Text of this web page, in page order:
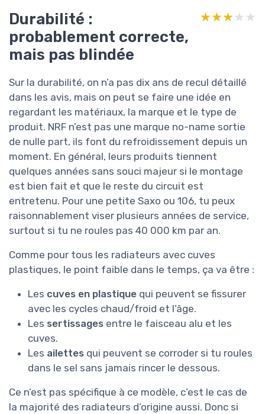
Durabilité :
probablement correcte,
mais pas blindée
★★★★★
★★★★★
Sur la durabilité, on n’a pas dix ans de recul détaillé
dans les avis, mais on peut se faire une idée en
regardant les matériaux, la marque et le type de
produit. NRF n’est pas une marque no-name sortie
de nulle part, ils font du refroidissement depuis un
moment. En général, leurs produits tiennent
quelques années sans souci majeur si le montage
est bien fait et que le reste du circuit est
entretenu. Pour une petite Saxo ou 106, tu peux
raisonnablement viser plusieurs années de service,
surtout si tu ne roules pas 40 000 km par an.
Comme pour tous les radiateurs avec cuves
plastiques, le point faible dans le temps, ça va être :
Les cuves en plastique qui peuvent se fissurer
avec les cycles chaud/froid et l’âge.
Les sertissages entre le faisceau alu et les
cuves.
Les ailettes qui peuvent se corroder si tu roules
dans le sel sans jamais rincer le dessous.
Ce n’est pas spécifique à ce modèle, c’est le cas de
la majorité des radiateurs d’origine aussi. Donc si